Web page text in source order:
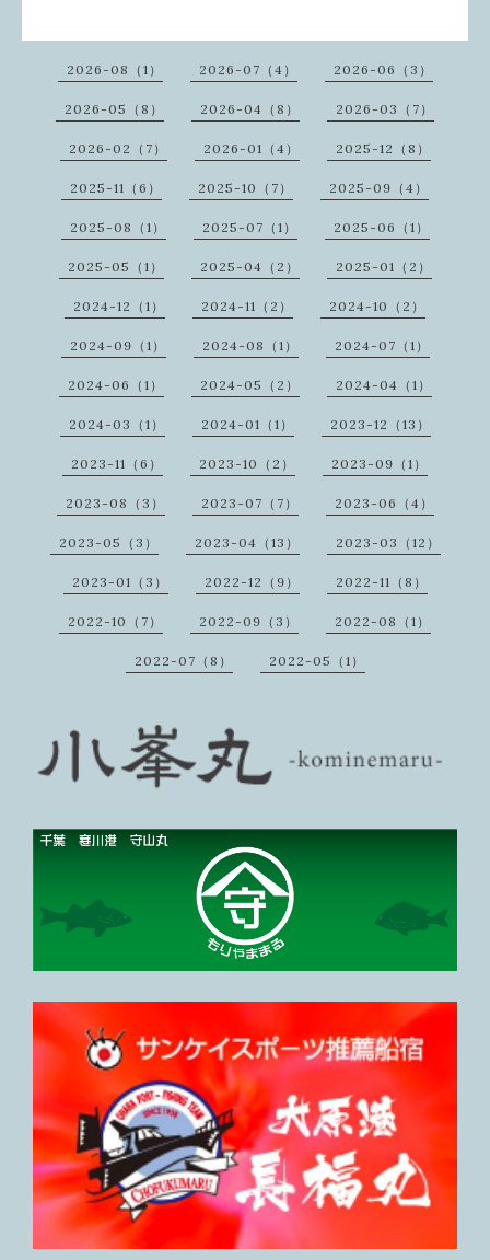
2026-08（1） 2026-07（4） 2026-06（3）
2026-05（8） 2026-04（8） 2026-03（7）
2026-02（7） 2026-01（4） 2025-12（8）
2025-11（6） 2025-10（7） 2025-09（4）
2025-08（1） 2025-07（1） 2025-06（1）
2025-05（1） 2025-04（2） 2025-01（2）
2024-12（1） 2024-11（2） 2024-10（2）
2024-09（1） 2024-08（1） 2024-07（1）
2024-06（1） 2024-05（2） 2024-04（1）
2024-03（1） 2024-01（1） 2023-12（13）
2023-11（6） 2023-10（2） 2023-09（1）
2023-08（3） 2023-07（7） 2023-06（4）
2023-05（3） 2023-04（13） 2023-03（12）
2023-01（3） 2022-12（9） 2022-11（8）
2022-10（7） 2022-09（3） 2022-08（1）
2022-07（8） 2022-05（1）